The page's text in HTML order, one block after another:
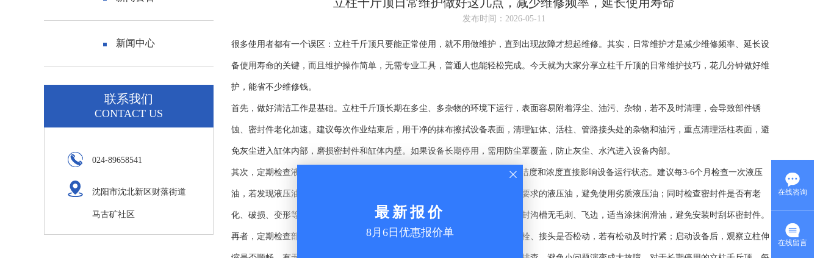
新闻中心
联系我们
CONTACT US
024-89658541
沈阳市沈北新区财落街道
马古矿社区
发布时间：2026-05-11
很多使用者都有一个误区：立柱千斤顶只要能正常使用，就不用做维护，直到出现故障才想起维修。其实，日常维护才是减少维修频率、延长设
备使用寿命的关键，而且维护操作简单，无需专业工具，普通人也能轻松完成。今天就为大家分享立柱千斤顶的日常维护技巧，花几分钟做好维
护，能省不少维修钱。
首先，做好清洁工作是基础。立柱千斤顶长期在多尘、多杂物的环境下运行，表面容易附着浮尘、油污、杂物，若不及时清理，会导致部件锈
蚀、密封件老化加速。建议每次作业结束后，用干净的抹布擦拭设备表面，清理缸体、活柱、管路接头处的杂物和油污，重点清理活柱表面，避
免灰尘进入缸体内部，磨损密封件和缸体内壁。如果设备长期停用，需用防尘罩覆盖，防止灰尘、水汽进入设备内部。
其次，定期检查液压油和密封件。液压油是立柱千斤顶的“血液”，液压油的清洁度和浓度直接影响设备运行状态。建议每3-6个月检查一次液压
油，若发现液压油变质、浑浊、有杂质，需及时更换，更换时要选择符合设备要求的液压油，避免使用劣质液压油；同时检查密封件是否有老
化、破损、变形等情况，密封件属于易损件，建议定期更换，更换时要确保密封沟槽无毛刺、飞边，适当涂抹润滑油，避免安装时刮坏密封件。
再者，定期检查部件紧固情况和运行状态。每次使用前，简单检查各部件的螺栓、接头是否松动，若有松动及时拧紧；启动设备后，观察立柱伸
在线咨询
在线留言
最新报价
8月6日优惠报价单